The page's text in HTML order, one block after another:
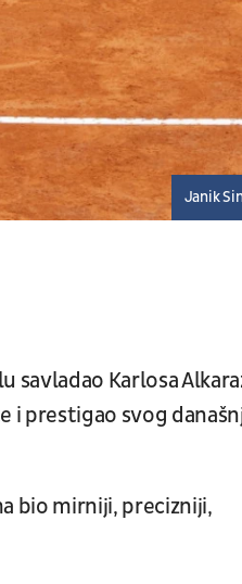
Janik
savladao Karlosa
i prestigao svog
bio mirniji, precizniji,